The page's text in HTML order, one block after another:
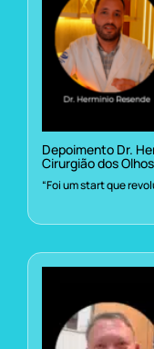
Depoimento Dr.
Cirurgião dos Olhos
“Foi um start que